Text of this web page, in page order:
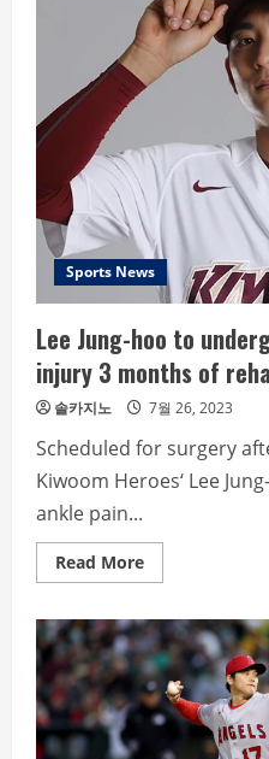
numbers
of
the
first
4
consecutive
the
season,
is
LG
on
the
verge
of
winning?
Sports News
Lee Jung-hoo to
injury 3 months of
솔카지노 7월 26, 2023
Scheduled for surgery
Kiwoom Heroes‘ Lee
ankle pain...
Read MoreRead
more
Jung-
hoo
to
undergo
surgery
after
ankle
injury